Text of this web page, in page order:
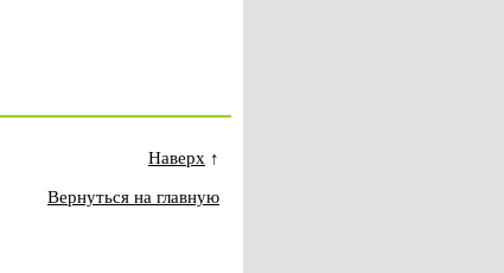
Наверх ↑
Вернуться на главную